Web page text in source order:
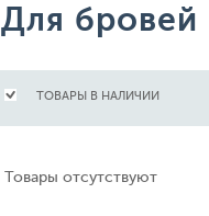
Для бровей
ТОВАРЫ В НАЛИЧИИ
Товары отсутствуют